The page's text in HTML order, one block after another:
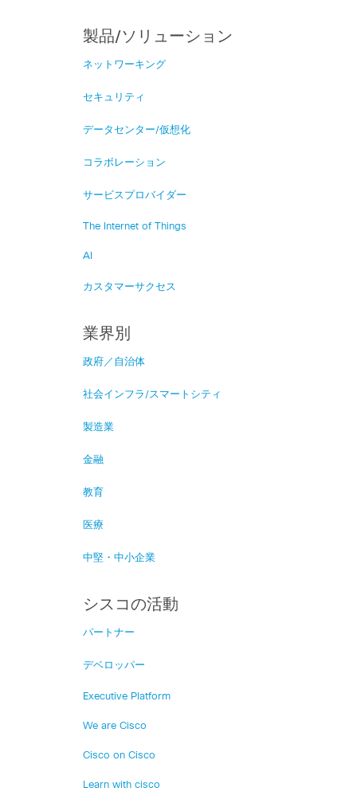
製品/ソリューション
ネットワーキング
セキュリティ
データセンター/仮想化
コラボレーション
サービスプロバイダー
The Internet of Things
AI
カスタマーサクセス
業界別
政府／自治体
社会インフラ/スマートシティ
製造業
金融
教育
医療
中堅・中小企業
シスコの活動
パートナー
デベロッパー
Executive Platform
We are Cisco
Cisco on Cisco
Learn with cisco